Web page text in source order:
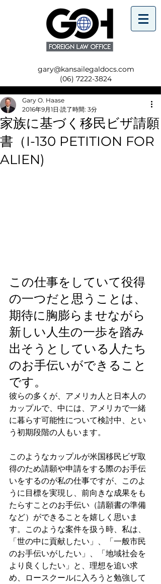
gary@kansailegaldocs.com
(06) 7222-3824
家族に基づく移民ビザ請願
書（I-130 PETITION FOR
ALIEN)
Gary O. Haase
2016年9月1日 読了時間: 3分
この仕事をしていて役得
の一つだと思うことは、
期待に胸膨らませながら
新しい人生の一歩を踏み
出そうとしている人たち
のお手伝いができること
です。
彼らの多くが、アメリカ人と日本人の
カップルで、中には、アメリカで一緒
に暮らす可能性について検討中、とい
う初期段階の人もいます。
このようなカップルが米国移民ビザ取
得のため請願や申請をする際のお手伝
いをするのが私の仕事ですが、このよ
うに目標を実現し、前向きな成果をも
たらすことのお手伝い（請願書の準備
など）ができることを嬉しく思いま
す。このような案件を扱う時、私は、
「世の中に貢献したい」、「一般市民
のお手伝いがしたい」、「地域社会を
より良くしたい」と、理想を追い求
め、ロースクールに入ろうと勉強して